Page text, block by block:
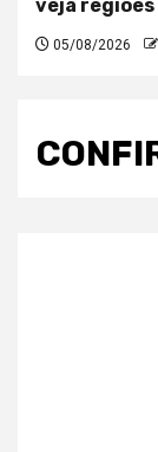
veja
05/08/2026